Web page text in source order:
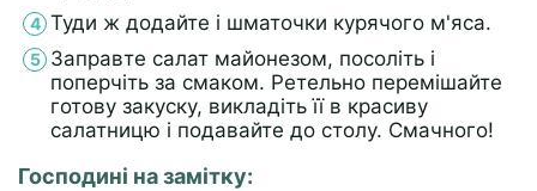
Туди ж додайте і шматочки курячого м'яса.
Заправте салат майонезом, посоліть і
поперчіть за смаком. Ретельно перемішайте
готову закуску, викладіть її в красиву
салатницю і подавайте до столу. Смачного!
Господині на замітку: